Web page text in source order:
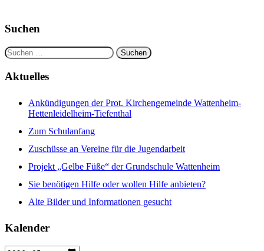
Suchen
Suchen
nach:
Aktuelles
Ankündigungen der Prot. Kirchengemeinde Wattenheim-
Hettenleidelheim-Tiefenthal
Zum Schulanfang
Zuschüsse an Vereine für die Jugendarbeit
Projekt „Gelbe Füße“ der Grundschule Wattenheim
Sie benötigen Hilfe oder wollen Hilfe anbieten?
Alte Bilder und Informationen gesucht
Kalender